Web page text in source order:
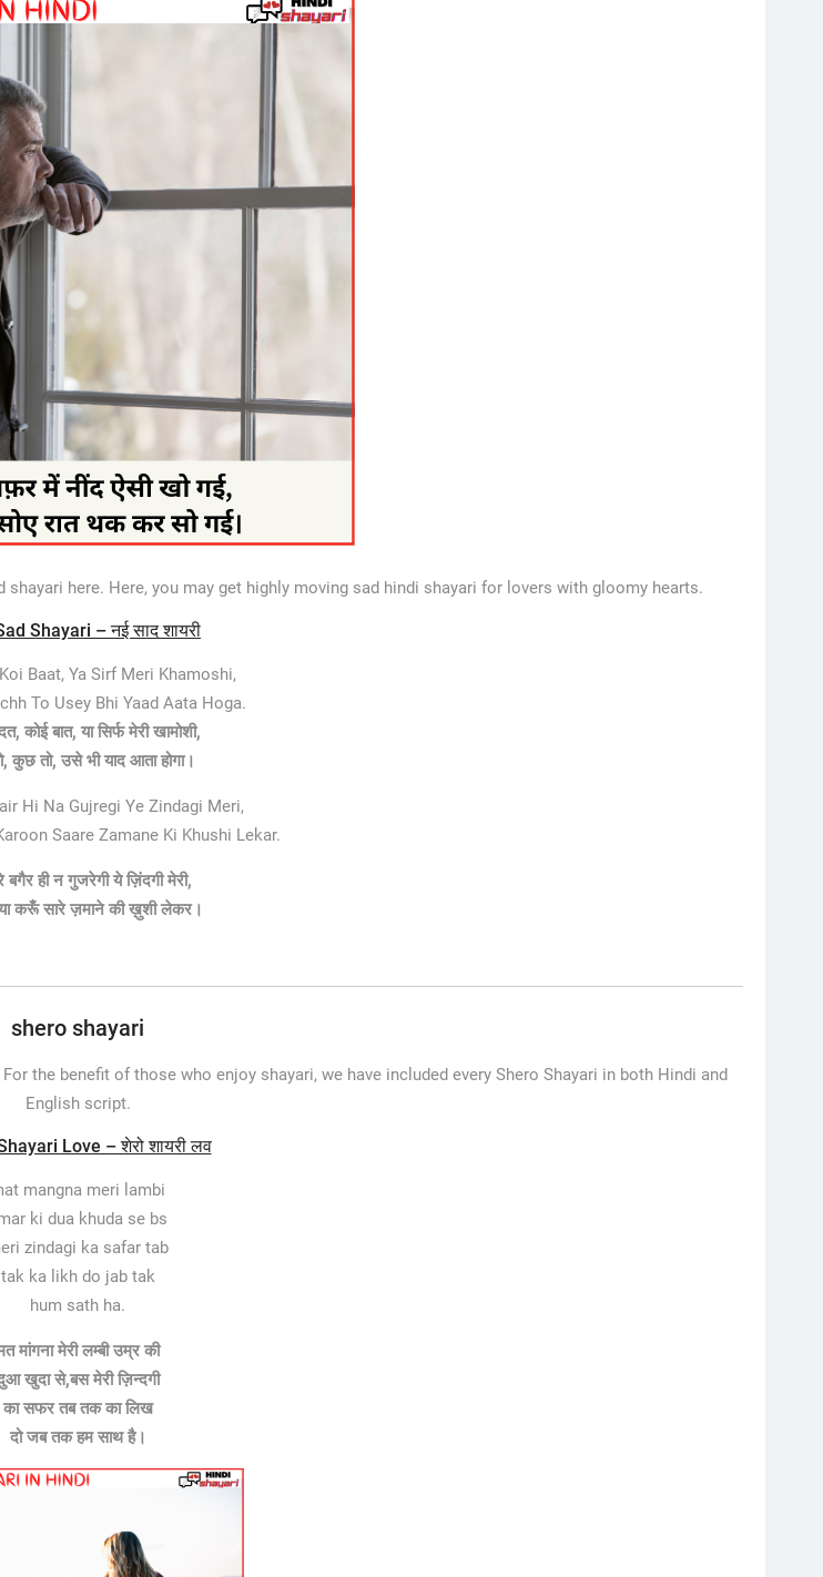
here. Here, you may get highly moving sad hindi shayari for lovers with gloomy hearts.
Shayari – नई साद शायरी
Baat, Ya Sirf Meri Khamoshi,
To Usey Bhi Yaad Aata Hoga.
कोई बात, या सिर्फ मेरी खामोशी,
कुछ तो, उसे भी याद आता होगा।
Hi Na Gujregi Ye Zindagi Meri,
Saare Zamane Ki Khushi Lekar.
ही न गुजरेगी ये ज़िंदगी मेरी,
करूँ सारे ज़माने की ख़ुशी लेकर।
shero shayari
the benefit of those who enjoy shayari, we have included every Shero Shayari in both Hindi and
English script.
Love – शेरो शायरी लव
mangna meri lambi
ki dua khuda se bs
zindagi ka safar tab
tak ka likh do jab tak
hum sath ha.
मांगना मेरी लम्बी उम्र की
खुदा से,बस मेरी ज़िन्दगी
का सफर तब तक का लिख
दो जब तक हम साथ है।